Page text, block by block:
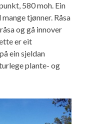
580 moh. Ein
tjønner. Råsa
og gå innover
er eit
ein sjeldan
plante- og